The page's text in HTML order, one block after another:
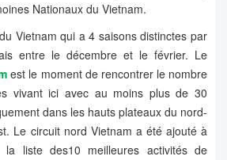
Nationaux du Vietnam.
Vietnam qui a 4 saisons distinctes par
entre le décembre et le février. Le
est le moment de rencontrer le nombre
vivant ici avec au moins plus de 30
dans les hauts plateaux du nord-
Le circuit nord Vietnam a été ajouté à
la liste des10 meilleures activités de